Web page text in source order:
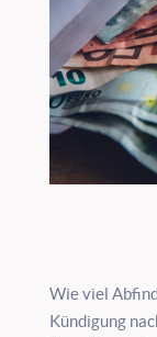
Wie viel
Kündigung